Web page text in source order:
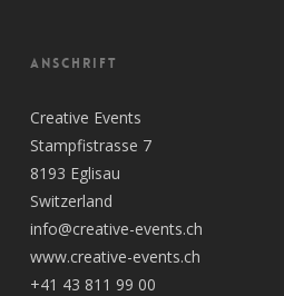
ANSCHRIFT
Creative Events
Stampfistrasse 7
8193 Eglisau
Switzerland
info@creative-events.ch
www.creative-events.ch
+41 43 811 99 00